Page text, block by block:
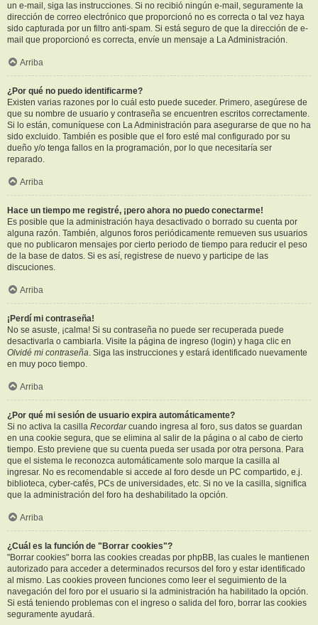
un e-mail, siga las instrucciones. Si no recibió ningún e-mail, seguramente la
dirección de correo electrónico que proporcionó no es correcta o tal vez haya
sido capturada por un filtro anti-spam. Si está seguro de que la dirección de e-
mail que proporcionó es correcta, envíe un mensaje a La Administración.
Arriba
¿Por qué no puedo identificarme?
Existen varias razones por lo cuál esto puede suceder. Primero, asegúrese de
que su nombre de usuario y contraseña se encuentren escritos correctamente.
Si lo están, comuníquese con La Administración para asegurarse de que no ha
sido excluido. También es posible que el foro esté mal configurado por su
dueño y/o tenga fallos en la programación, por lo que necesitaría ser
reparado.
Arriba
Hace un tiempo me registré, ¡pero ahora no puedo conectarme!
Es posible que la administración haya desactivado o borrado su cuenta por
alguna razón. También, algunos foros periódicamente remueven sus usuarios
que no publicaron mensajes por cierto periodo de tiempo para reducir el peso
de la base de datos. Si es así, registrese de nuevo y participe de las
discuciones.
Arriba
¡Perdí mi contraseña!
No se asuste, ¡calma! Si su contraseña no puede ser recuperada puede
desactivarla o cambiarla. Visite la página de ingreso (login) y haga clic en
Olvidé mi contraseña. Siga las instrucciones y estará identificado nuevamente
en muy poco tiempo.
Arriba
¿Por qué mi sesión de usuario expira automáticamente?
Si no activa la casilla Recordarcuando ingresa al foro, sus datos se guardan
en una cookie segura, que se elimina al salir de la página o al cabo de cierto
tiempo. Esto previene que su cuenta pueda ser usada por otra persona. Para
que el sistema le reconozca automáticamente solo marque la casilla al
ingresar. No es recomendable si accede al foro desde un PC compartido, e.j.
biblioteca, cyber-cafés, PCs de universidades, etc. Si no ve la casilla, significa
que la administración del foro ha deshabilitado la opción.
Arriba
¿Cuál es la función de "Borrar cookies"?
"Borrar cookies" borra las cookies creadas por phpBB, las cuales le mantienen
autorizado para acceder a determinados recursos del foro y estar identificado
al mismo. Las cookies proveen funciones como leer el seguimiento de la
navegación del foro por el usuario si la administración ha habilitado la opción.
Si está teniendo problemas con el ingreso o salida del foro, borrar las cookies
seguramente ayudará.